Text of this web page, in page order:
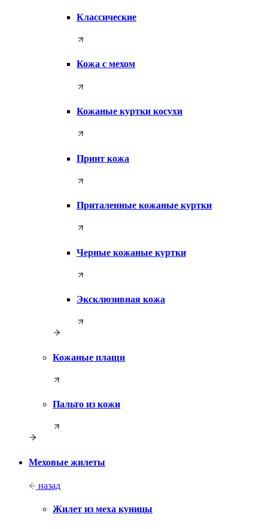
Классические
Кожа с мехом
Кожаные куртки косухи
Принт кожа
Приталенные кожаные куртки
Черные кожаные куртки
Эксклюзивная кожа
Кожаные плащи
Пальто из кожи
Меховые жилеты
назад
Жилет из меха куницы